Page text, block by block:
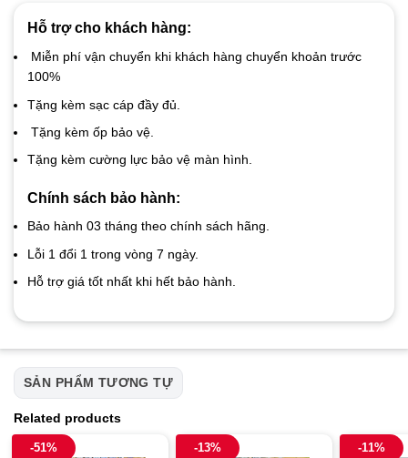
Hỗ trợ cho khách hàng:
Miễn phí vận chuyển khi khách hàng chuyển khoản trước
100%
Tặng kèm sạc cáp đầy đủ.
Tặng kèm ốp bảo vệ.
Tặng kèm cường lực bảo vệ màn hình.
Chính sách bảo hành:
Bảo hành 03 tháng theo chính sách hãng.
Lỗi 1 đổi 1 trong vòng 7 ngày.
Hỗ trợ giá tốt nhất khi hết bảo hành.
SẢN PHẨM TƯƠNG TỰ
Related products
-51% -13% -11%